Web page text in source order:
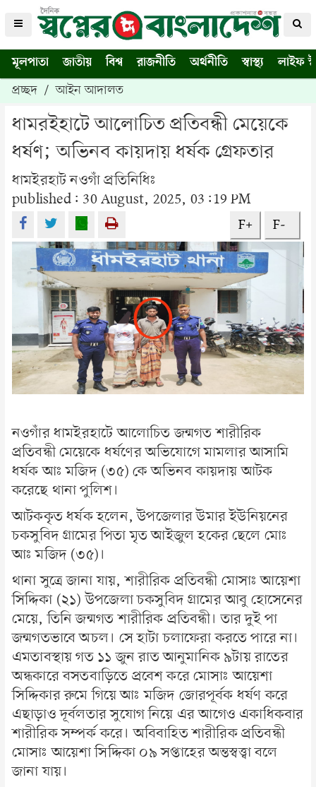
মূলপাতা জাতীয় বিশ্ব রাজনীতি অর্থনীতি স্বাস্থ্য লাইফ
প্রচ্ছদ /আইন আদালত
ধামরইহাটে আলোচিত প্রতিবন্ধী মেয়েকে
ধর্ষণ; অভিনব কায়দায় ধর্ষক গ্রেফতার
ধামইরহাট নওগাঁ প্রতিনিধিঃ
published: 30 August, 2025, 03:19 PM
F+ F-
নওগাঁর ধামইরহাটে আলোচিত জন্মগত শারীরিক
প্রতিবন্ধী মেয়েকে ধর্ষণের অভিযোগে মামলার আসামি
ধর্ষক আঃ মজিদ (৩৫) কে অভিনব কায়দায় আটক
করেছে থানা পুলিশ।
আটককৃত ধর্ষক হলেন, উপজেলার উমার ইউনিয়নের
চকসুবিদ গ্রামের পিতা মৃত আইজুল হকের ছেলে মোঃ
আঃ মজিদ (৩৫)।
থানা সুত্রে জানা যায়, শারীরিক প্রতিবন্ধী মোসাঃ আয়েশা
সিদ্দিকা (২১) উপজেলা চকসুবিদ গ্রামের আবু হোসেনের
মেয়ে, তিনি জন্মগত শারীরিক প্রতিবন্ধী। তার দুই পা
জন্মগতভাবে অচল। সে হাটা চলাফেরা করতে পারে না।
এমতাবস্থায় গত ১১ জুন রাত আনুমানিক ৯টায় রাতের
অন্ধকারে বসতবাড়িতে প্রবেশ করে মোসাঃ আয়েশা
সিদ্দিকার রুমে গিয়ে আঃ মজিদ জোরপূর্বক ধর্ষণ করে
এছাড়াও দূর্বলতার সুযোগ নিয়ে এর আগেও একাধিকবার
শারীরিক সম্পর্ক করে। অবিবাহিত শারীরিক প্রতিবন্ধী
মোসাঃ আয়েশা সিদ্দিকা ০৯ সপ্তাহের অন্তস্বত্ত্বা বলে
জানা যায়।